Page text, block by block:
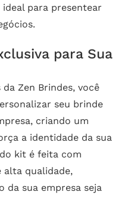
para presentear
para Sua
Zen Brindes, você
seu brinde
criando um
a identidade da sua
kit é feita com
alta qualidade,
da sua empresa seja